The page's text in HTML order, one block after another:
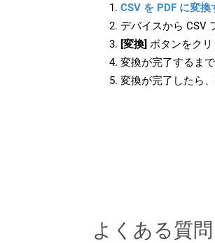
CSV を PDF に変換
デバイスから CSV
[変換] ボタンをクリ
変換が完了するまで
変換が完了したら
よくある質問